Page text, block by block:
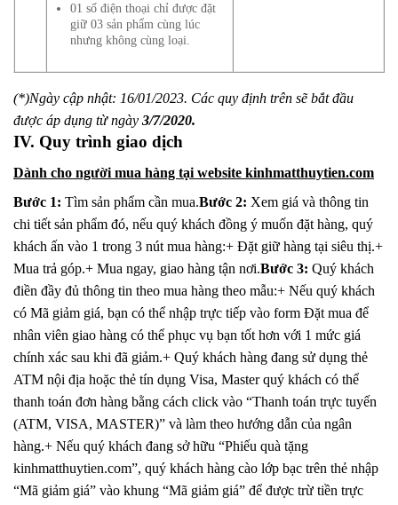
01 số điện thoại chỉ được đặt
giữ 03 sản phẩm cùng lúc
nhưng không cùng loại.
(*)Ngày cập nhật: 16/01/2023. Các quy định trên sẽ bắt đầu
được áp dụng từ ngày 3/7/2020.
IV. Quy trình giao dịch
Dành cho người mua hàng tại website kinhmatthuytien.com
Bước 1: Tìm sản phẩm cần mua.Bước 2: Xem giá và thông tin
chi tiết sản phẩm đó, nếu quý khách đồng ý muốn đặt hàng, quý
khách ấn vào 1 trong 3 nút mua hàng:+ Đặt giữ hàng tại siêu thị.+
Mua trả góp.+ Mua ngay, giao hàng tận nơi.Bước 3: Quý khách
điền đầy đủ thông tin theo mua hàng theo mẫu:+ Nếu quý khách
có Mã giảm giá, bạn có thể nhập trực tiếp vào form Đặt mua để
nhân viên giao hàng có thể phục vụ bạn tốt hơn với 1 mức giá
chính xác sau khi đã giảm.+ Quý khách hàng đang sử dụng thẻ
ATM nội địa hoặc thẻ tín dụng Visa, Master quý khách có thể
thanh toán đơn hàng bằng cách click vào “Thanh toán trực tuyến
(ATM, VISA, MASTER)” và làm theo hướng dẫn của ngân
hàng.+ Nếu quý khách đang sở hữu “Phiếu quà tặng
kinhmatthuytien.com”, quý khách hàng cào lớp bạc trên thẻ nhập
“Mã giảm giá” vào khung “Mã giảm giá” để được trừ tiền trực